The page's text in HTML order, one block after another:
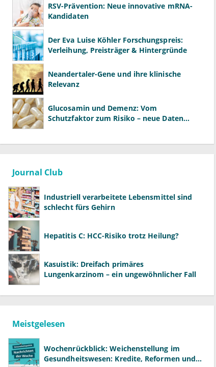
RSV-Prävention: Neue innovative mRNA-
Kandidaten
Der Eva Luise Köhler Forschungspreis:
Verleihung, Preisträger & Hintergründe
Neandertaler-Gene und ihre klinische
Relevanz
Glucosamin und Demenz: Vom
Schutzfaktor zum Risiko – neue Daten
Journal Club
Industriell verarbeitete Lebensmittel sind
schlecht fürs Gehirn
Hepatitis C: HCC-Risiko trotz Heilung?
Kasuistik: Dreifach primäres
Lungenkarzinom – ein ungewöhnlicher Fall
Meistgelesen
Wochenrückblick: Weichenstellung im
Gesundheitswesen: Kredite, Reformen und